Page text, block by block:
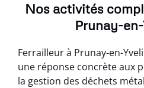
Nos activités
Prunay-
Ferrailleur à Prunay-en-
une réponse concrète aux
la gestion des déchets